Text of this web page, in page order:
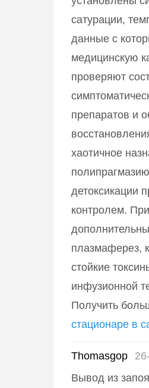
сатурации,
данные с
медицинскую
проверяют
препаратов и
хаотичное
детоксикации
контролем.
плазмаферез,
стойкие
инфузионной
Получить
стационаре в
Thomasgop
Вывод из